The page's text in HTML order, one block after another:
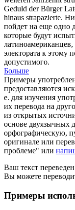
Geduld der Bürger
hinaus strapazierte. Ни
пойдет на еще одно
которые будут
латиноамериканцев,
электората к этому
допустимого.
Больше
Примеры
предоставляются
е. для изучения
их перевода на
из открытых
основе двуязычных
орфографическую,
оригинале или
проблеме" или
Ваш текст
Вы можете
Примеры